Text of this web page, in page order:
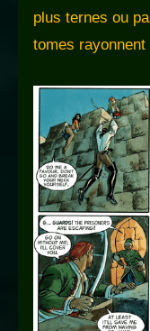
plus ternes ou
tomes